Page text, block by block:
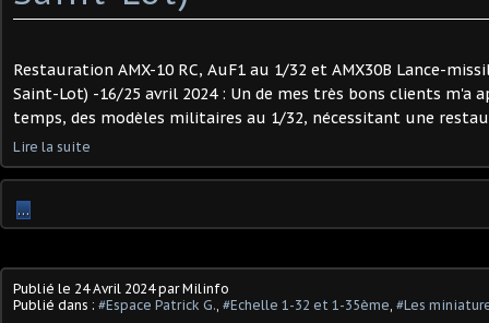
Restauration AMX-10 RC, AuF1 au 1/32 et AMX30B Lance-
Saint-Lot) -16/25 avril 2024 : Un de mes très bons clients m'a
temps, des modèles militaires au 1/32, nécessitant une
Lire la suite
…
Publié le 24 Avril 2024par Milinfo
Publié dans : #Espace Patrick G., #Echelle 1-32 et 1-35ème, #Les